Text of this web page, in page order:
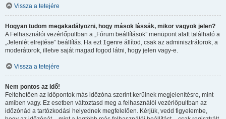
Vissza a tetejére
Hogyan tudom megakadályozni, hogy mások lássák, mikor vagyok jelen?
A Felhasználói vezérlőpultban a „Fórum beállítások” menüpont alatt található a
„Jelenlét elrejtése” beállítás. Ha ezt Igenre állítod, csak az adminisztrátorok, a
moderátorok, illetve saját magad fogod látni, hogy jelen vagy-e.
Vissza a tetejére
Nem pontos az idő!
Feltehetően az időpontok más időzóna szerint kerülnek megjelenítésre, mint
amiben vagy. Ez esetben változtasd meg a felhasználói vezérlőpultban az
időzónád a tartózkodási helyednek megfelelően. Kérjük, vedd figyelembe,